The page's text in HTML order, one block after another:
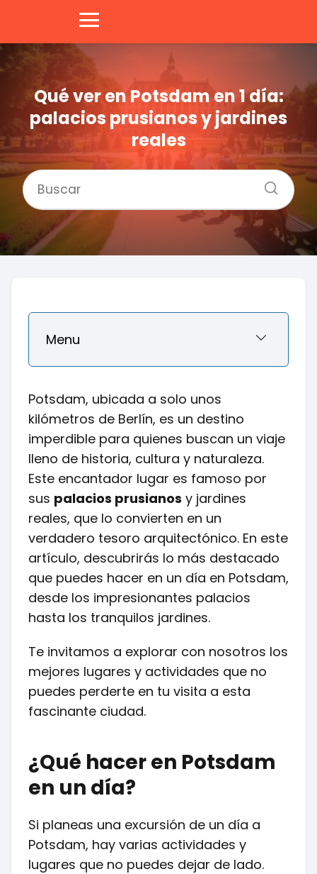
Qué ver en Potsdam en 1 día:
palacios prusianos y jardines
reales
Menu
Potsdam, ubicada a solo unos
kilómetros de Berlín, es un destino
imperdible para quienes buscan un viaje
lleno de historia, cultura y naturaleza.
Este encantador lugar es famoso por
sus palacios prusianos y jardines
reales, que lo convierten en un
verdadero tesoro arquitectónico. En este
artículo, descubrirás lo más destacado
que puedes hacer en un día en Potsdam,
desde los impresionantes palacios
hasta los tranquilos jardines.
Te invitamos a explorar con nosotros los
mejores lugares y actividades que no
puedes perderte en tu visita a esta
fascinante ciudad.
¿Qué hacer en Potsdam
en un día?
Si planeas una excursión de un día a
Potsdam, hay varias actividades y
lugares que no puedes dejar de lado.